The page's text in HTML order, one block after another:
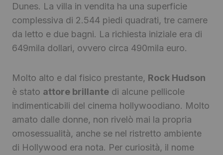
Dunes. La villa in vendita ha una superficie
complessiva di 2.544 piedi quadrati, tre camere
da letto e due bagni. La richiesta iniziale era di
649mila dollari, ovvero circa 490mila euro.
Molto alto e dal fisico prestante, Rock Hudson
è stato attore brillante di alcune pellicole
indimenticabili del cinema hollywoodiano. Molto
amato dalle donne, non rivelò mai la propria
omosessualità, anche se nel ristretto ambiente
di Hollywood era nota. Per curiosità, il nome